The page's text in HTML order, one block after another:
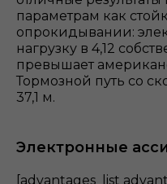
параметрам как
опрокидывании:
нагрузку в 4,12
превышает
Тормозной путь со
37,1 м.
Электронные
[advantages_list